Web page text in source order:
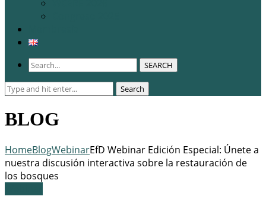
SEARCH
Search
Search
BLOG
HomeBlogWebinarEfD Webinar Edición Especial: Únete a
nuestra discusión interactiva sobre la restauración de
los bosques